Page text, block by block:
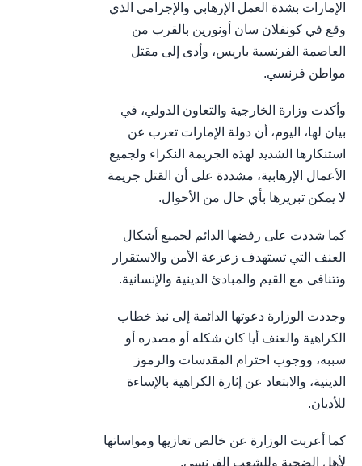
الإمارات بشدة العمل الإرهابي والإجرامي الذي
وقع في كونفلان سان أونورين بالقرب من
العاصمة الفرنسية باريس، وأدى إلى مقتل
مواطن فرنسي.
وأكدت وزارة الخارجية والتعاون الدولي، في
بيان لها، اليوم، أن دولة الإمارات تعرب عن
استنكارها الشديد لهذه الجريمة النكراء ولجميع
الأعمال الإرهابية، مشددة على أن القتل جريمة
لا يمكن تبريرها بأي حال من الأحوال.
كما شددت على رفضها الدائم لجميع أشكال
العنف التي تستهدف زعزعة الأمن والاستقرار
وتتنافى مع القيم والمبادئ الدينية والإنسانية.
وجددت الوزارة دعوتها الدائمة إلى نبذ خطاب
الكراهية والعنف أيا كان شكله أو مصدره أو
سببه، ووجوب احترام المقدسات والرموز
الدينية، والابتعاد عن إثارة الكراهية بالإساءة
للأديان.
كما أعربت الوزارة عن خالص تعازيها ومواساتها
لأهل الضحية وللشعب الفرنسي.